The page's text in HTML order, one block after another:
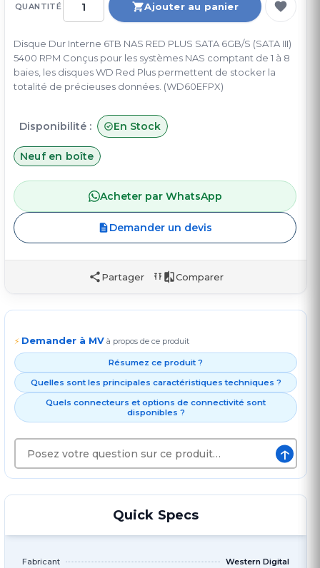
QUANTITÉ Ajouter au panier
Disque Dur Interne 6TB NAS RED PLUS SATA 6GB/S (SATA III)
5400 RPM Conçus pour les systèmes NAS comptant de 1 à 8
baies, les disques WD Red Plus permettent de stocker la
totalité de précieuses données. (WD60EFPX)
Disponibilité : En Stock
Neuf en boîte
Acheter par WhatsApp
Demander un devis
Partager Comparer
⚡ Demander à MV à propos de ce produit
Résumez ce produit ?
Quelles sont les principales caractéristiques techniques ?
Quels connecteurs et options de connectivité sont
disponibles ?
↑
Quick Specs
Fabricant Western Digital